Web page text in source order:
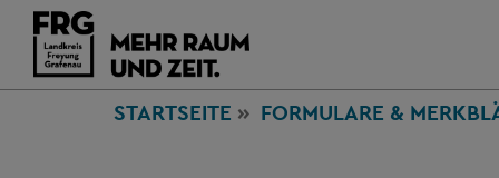
STARTSEITE FORMULARE &